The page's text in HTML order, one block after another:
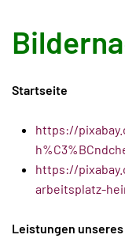
Startseite
https://
https://
arbeitsplatz-
Leistungen